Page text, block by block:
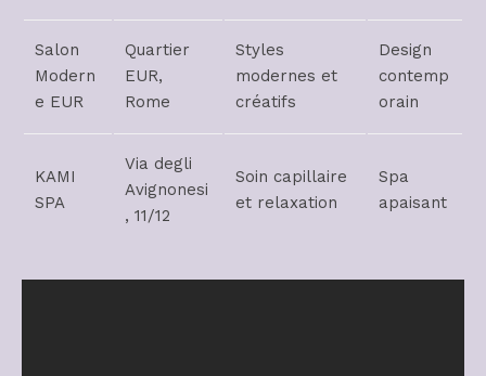
Salon
Modern
e EUR
Quartier
EUR,
Rome
Styles
modernes et
créatifs
Design
contemp
orain
KAMI
SPA
Via degli
Avignonesi
, 11/12
Soin capillaire
et relaxation
Spa
apaisant